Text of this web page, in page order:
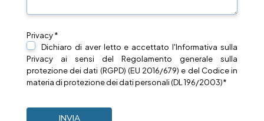
Privacy *
Dichiaro di aver letto e accettato l'Informativa sulla
Privacy ai sensi del Regolamento generale sulla
protezione dei dati (RGPD) (EU 2016/679) e del Codice in
materia di protezione dei dati personali (DL 196/2003)*